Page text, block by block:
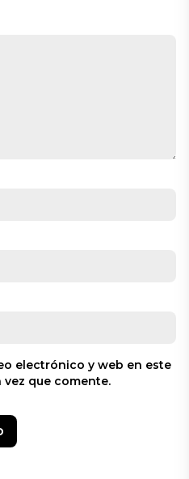
electrónico y web en este
que comente.